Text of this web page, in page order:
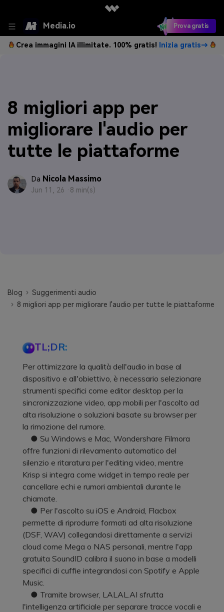
Media.io Prova gratis
Crea immagini IA illimitate. 100% gratis! Inizia gratis→
8 migliori app per
migliorare l'audio per
tutte le piattaforme
Da Nicola Massimo
Jun 11, 26 · 8 min(s)
Blog
Suggerimenti audio
8 migliori app per migliorare l'audio per tutte le piattaforme
TL;DR:
Per ottimizzare la qualità dell'audio in base al
dispositivo e all'obiettivo, è necessario selezionare
strumenti specifici come editor desktop per la
sincronizzazione video, app mobili per l'ascolto ad
alta risoluzione o soluzioni basate su browser per
la rimozione del rumore.
● Su Windows e Mac, Wondershare Filmora
offre funzioni di rilevamento automatico del
silenzio e ritaratura per l'editing video, mentre
Krisp si integra come widget in tempo reale per
cancellare echi e rumori ambientali durante le
chiamate.
● Per l'ascolto su iOS e Android, Flacbox
permette di riprodurre formati ad alta risoluzione
(DSF, WAV) collegandosi direttamente a servizi
cloud come Mega o NAS personali, mentre l'app
gratuita SoundID calibra il suono in base a modelli
specifici di cuffie integrandosi con Spotify e Apple
Music.
● Tramite browser, LALAL.AI sfrutta
l'intelligenza artificiale per separare tracce vocali e